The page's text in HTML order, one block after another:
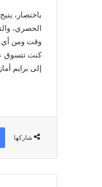
باختصار، يتيح
الحصري،
وقت ومن أي
كنت تتسوق
إلى برايم
شاركها